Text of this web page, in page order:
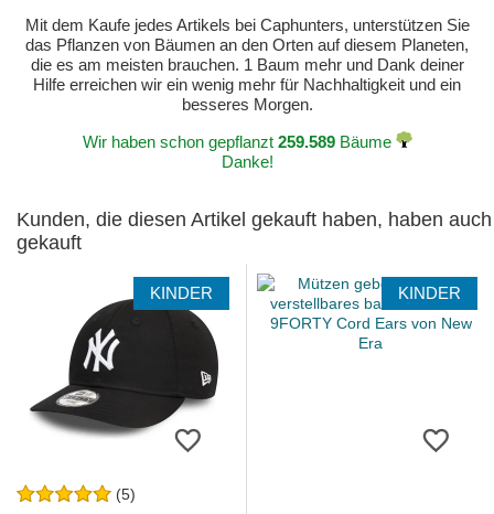
Mit dem Kaufe jedes Artikels bei Caphunters, unterstützen Sie
das Pflanzen von Bäumen an den Orten auf diesem Planeten,
die es am meisten brauchen. 1 Baum mehr und Dank deiner
Hilfe erreichen wir ein wenig mehr für Nachhaltigkeit und ein
besseres Morgen.
Wir haben schon gepflanzt 259.589Bäume
Danke!
Kunden, die diesen Artikel gekauft haben, haben auch
gekauft
KINDER
(5)
KINDER